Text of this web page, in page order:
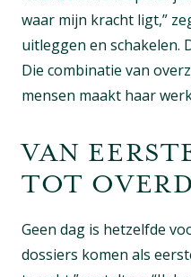
waar mijn kracht ligt,”
uitleggen en schakelen.
Die combinatie van
mensen maakt haar
VAN
TOT
Geen dag is hetzelfde
dossiers komen als